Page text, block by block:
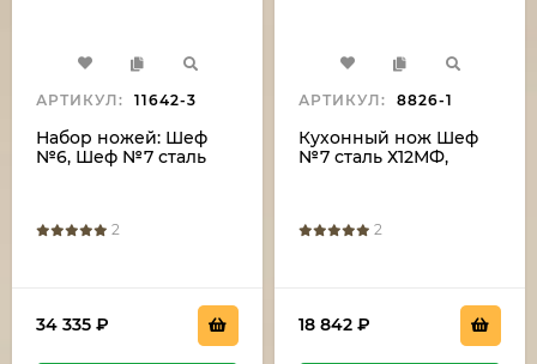
АРТИКУЛ: 11642-3
Набор ножей: Шеф
№6, Шеф №7 сталь
2
34 335 ₽
АРТИКУЛ: 8826-1
Кухонный нож Шеф
№7 сталь Х12МФ,
2
18 842 ₽